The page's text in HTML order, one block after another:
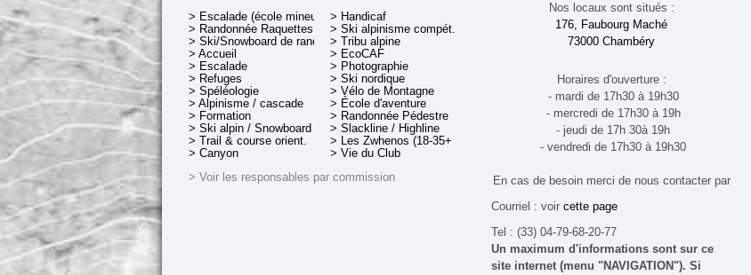
> Escalade (école mineurs)
> Randonnée Raquettes
> Ski/Snowboard de rando.
> Accueil
> Escalade
> Refuges
> Spéléologie
> Alpinisme / cascade
> Formation
> Ski alpin / Snowboard
> Trail & course orient.
> Canyon
> Handicaf
> Ski alpinisme compét.
> Tribu alpine
> EcoCAF
> Photographie
> Ski nordique
> Vélo de Montagne
> École d'aventure
> Randonnée Pédestre
> Slackline / Highline
> Les Zwhenos (18-35+ ans)
> Vie du Club
> Voir les responsables par commission
Nos locaux sont situés :
176, Faubourg Maché
73000 Chambéry
Horaires d'ouverture :
- mardi de 17h30 à 19h30
- mercredi de 17h30 à 19h
- jeudi de 17h 30à 19h
- vendredi de 17h30 à 19h30
En cas de besoin merci de nous contacter par
Courriel : voir cette page
Tel : (33) 04-79-68-20-77
Un maximum d'informations sont sur ce
site internet (menu "NAVIGATION"). Si